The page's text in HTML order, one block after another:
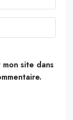
site dans